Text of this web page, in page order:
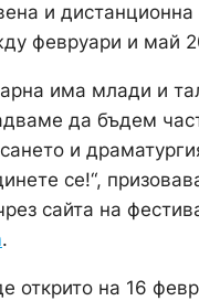
и
февруари и май
има млади и
да бъдем
и
се!“,
сайта на
.
открито на 16